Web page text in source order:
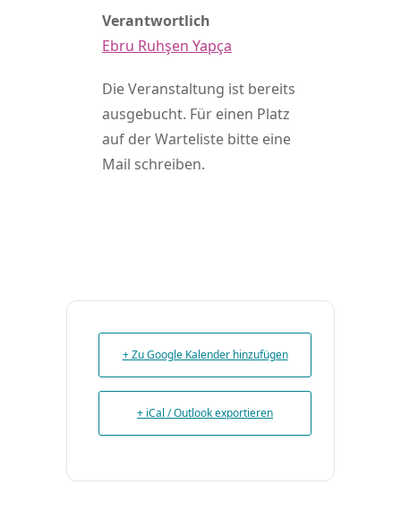
Verantwortlich
Ebru Ruhşen Yapça
Die Veranstaltung ist bereits
ausgebucht. Für einen Platz
auf der Warteliste bitte eine
Mail schreiben.
+ Zu Google Kalender hinzufügen
+ iCal / Outlook exportieren